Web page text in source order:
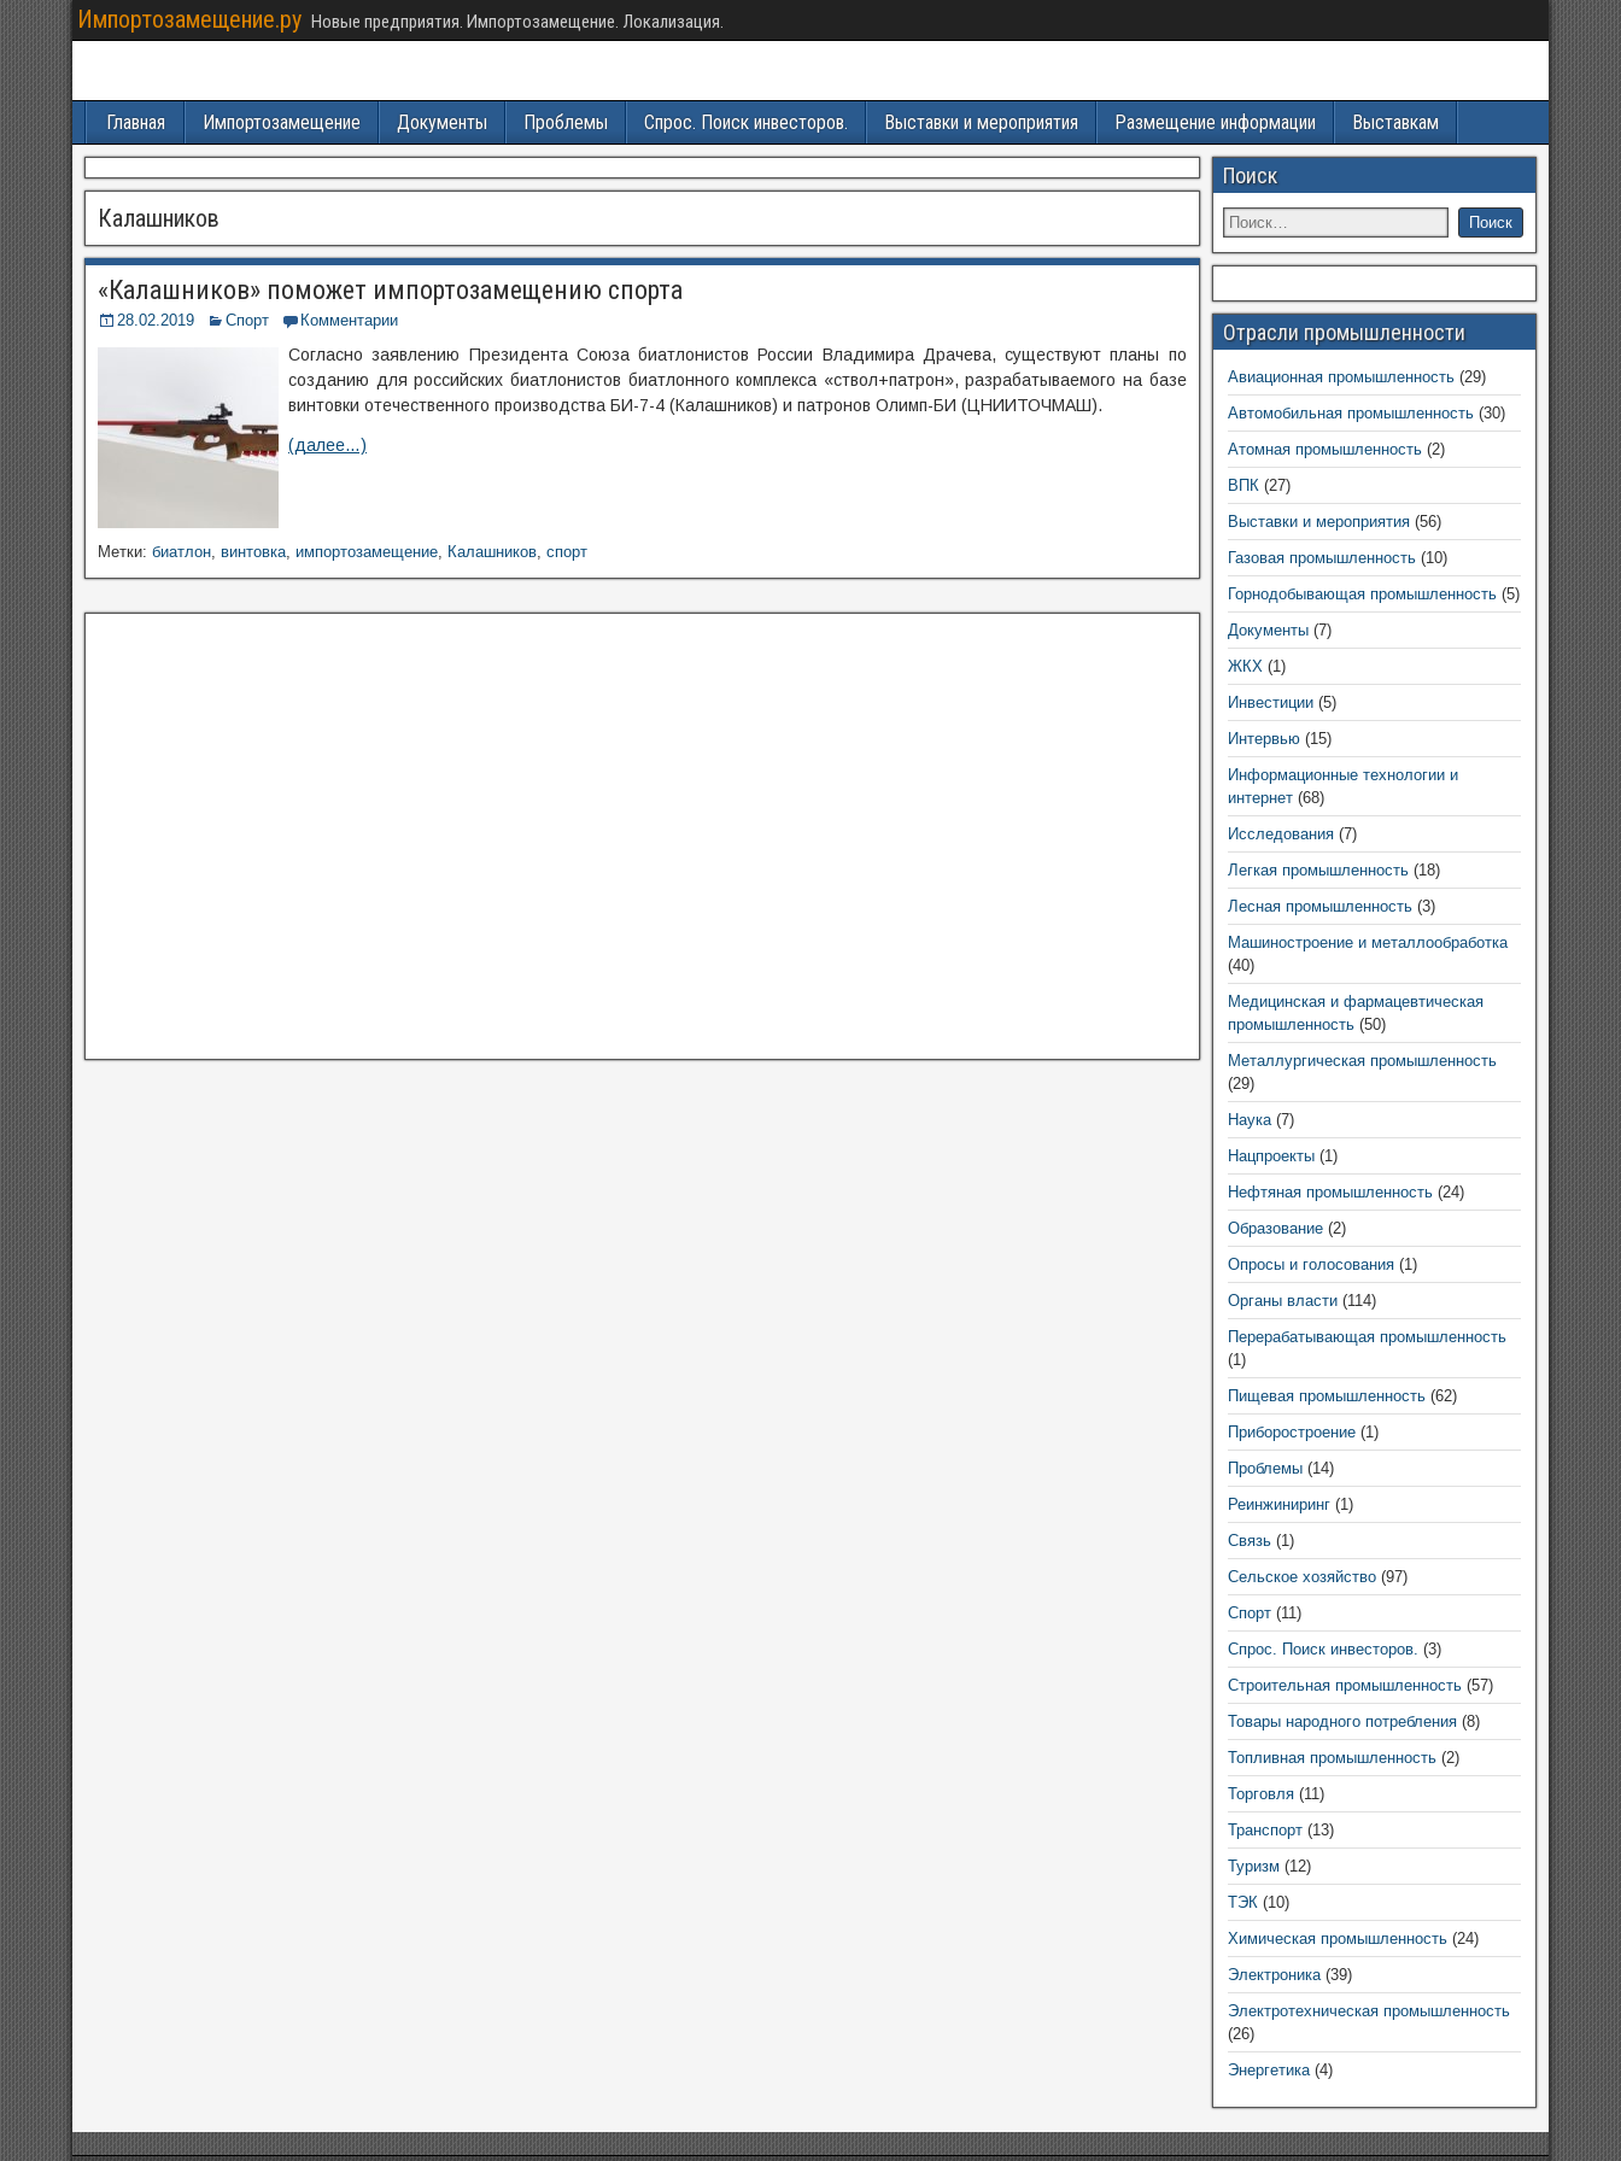
Импортозамещение.ру Новые предприятия. Импортозамещение. Локализация.
Главная Импортозамещение Документы Проблемы Спрос. Поиск инвесторов. Выставки и мероприятия Размещение информации Выставкам
Калашников
«Калашников» поможет импортозамещению спорта
28.02.2019 Спорт Комментарии
Согласно заявлению Президента Союза биатлонистов России Владимира Драчева, существуют планы по
созданию для российских биатлонистов биатлонного комплекса «ствол+патрон», разрабатываемого на базе
винтовки отечественного производства БИ-7-4 (Калашников) и патронов Олимп-БИ (ЦНИИТОЧМАШ).
(далее…)
Метки: биатлон, винтовка, импортозамещение, Калашников, спорт
Поиск
Отрасли промышленности
Авиационная промышленность(29)
Автомобильная промышленность(30)
Атомная промышленность(2)
ВПК(27)
Выставки и мероприятия(56)
Газовая промышленность(10)
Горнодобывающая промышленность(5)
Документы(7)
ЖКХ(1)
Инвестиции(5)
Интервью(15)
Информационные технологии и
интернет(68)
Исследования(7)
Легкая промышленность(18)
Лесная промышленность(3)
Машиностроение и металлообработка
(40)
Медицинская и фармацевтическая
промышленность(50)
Металлургическая промышленность
(29)
Наука(7)
Нацпроекты(1)
Нефтяная промышленность(24)
Образование(2)
Опросы и голосования(1)
Органы власти(114)
Перерабатывающая промышленность
(1)
Пищевая промышленность(62)
Приборостроение(1)
Проблемы(14)
Реинжиниринг(1)
Связь(1)
Сельское хозяйство(97)
Спорт(11)
Спрос. Поиск инвесторов. (3)
Строительная промышленность(57)
Товары народного потребления(8)
Топливная промышленность(2)
Торговля(11)
Транспорт(13)
Туризм (12)
ТЭК(10)
Химическая промышленность(24)
Электроника(39)
Электротехническая промышленность
(26)
Энергетика(4)